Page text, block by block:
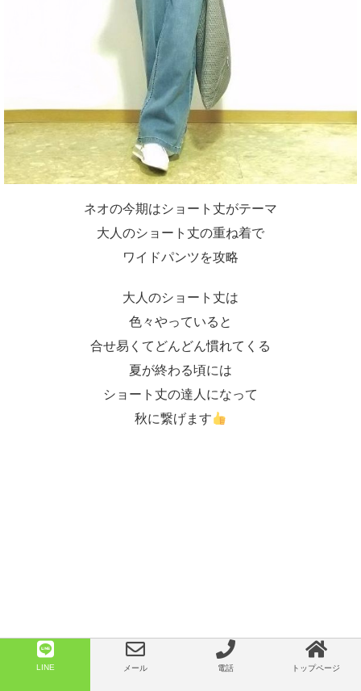
ネオの今期はショート丈がテーマ
大人のショート丈の重ね着で
ワイドパンツを攻略
大人のショート丈は
色々やっていると
合せ易くてどんどん慣れてくる
夏が終わる頃には
ショート丈の達人になって
秋に繋げます
LINE メール 電話 トップページ